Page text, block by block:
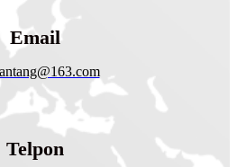
Email
Telpon